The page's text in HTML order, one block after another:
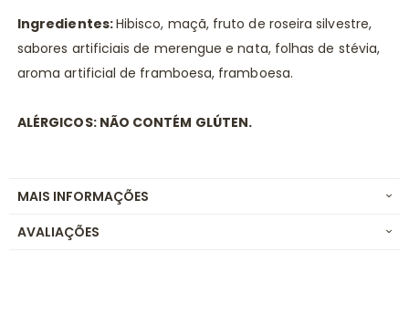
Ingredientes:Hibisco, maçã, fruto de roseira silvestre,
sabores artificiais de merengue e nata, folhas de stévia,
aroma artificial de framboesa, framboesa.
ALÉRGICOS: NÃO CONTÉM GLÚTEN.
MAIS INFORMAÇÕES
AVALIAÇÕES